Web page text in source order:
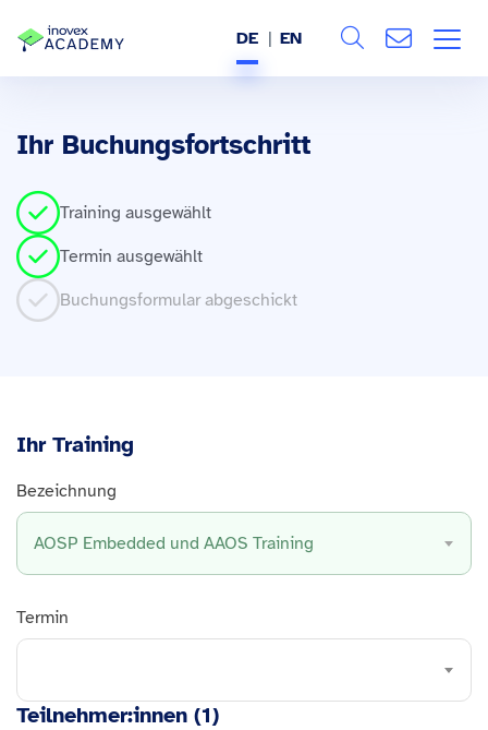
BRANCHEN
REFERENZEN
DE EN
Alle
Ihr Buchungsfortschritt
Training ausgewählt
Termin ausgewählt
Buchungsformular abgeschickt
Ihr Training
Bezeichnung
AOSP Embedded und AAOS Training
Termin
Teilnehmer:innen (1)